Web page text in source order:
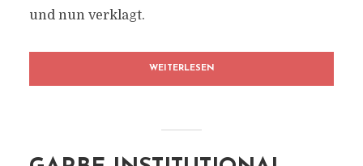
und nun verklagt.
WEITERLESEN